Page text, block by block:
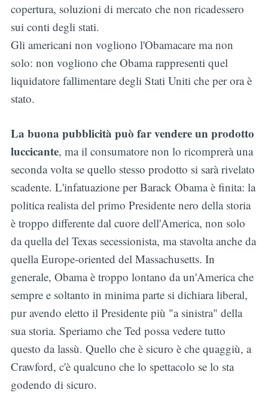
copertura, soluzioni di mercato che non ricadessero
sui conti degli stati.
Gli americani non vogliono l'Obamacare ma non
solo: non vogliono che Obama rappresenti quel
liquidatore fallimentare degli Stati Uniti che per ora è
stato.
La buona pubblicità può far vendere un prodotto
luccicante, ma il consumatore non lo ricomprerà una
seconda volta se quello stesso prodotto si sarà rivelato
scadente. L'infatuazione per Barack Obama è finita: la
politica realista del primo Presidente nero della storia
è troppo differente dal cuore dell'America, non solo
da quella del Texas secessionista, ma stavolta anche da
quella Europe-oriented del Massachusetts. In
generale, Obama è troppo lontano da un'America che
sempre e soltanto in minima parte si dichiara liberal,
pur avendo eletto il Presidente più "a sinistra" della
sua storia. Speriamo che Ted possa vedere tutto
questo da lassù. Quello che è sicuro è che quaggiù, a
Crawford, c'è qualcuno che lo spettacolo se lo sta
godendo di sicuro.